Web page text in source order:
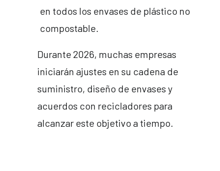
en todos los envases de plástico no
compostable.
Durante 2026, muchas empresas
iniciarán ajustes en su cadena de
suministro, diseño de envases y
acuerdos con recicladores para
alcanzar este objetivo a tiempo.